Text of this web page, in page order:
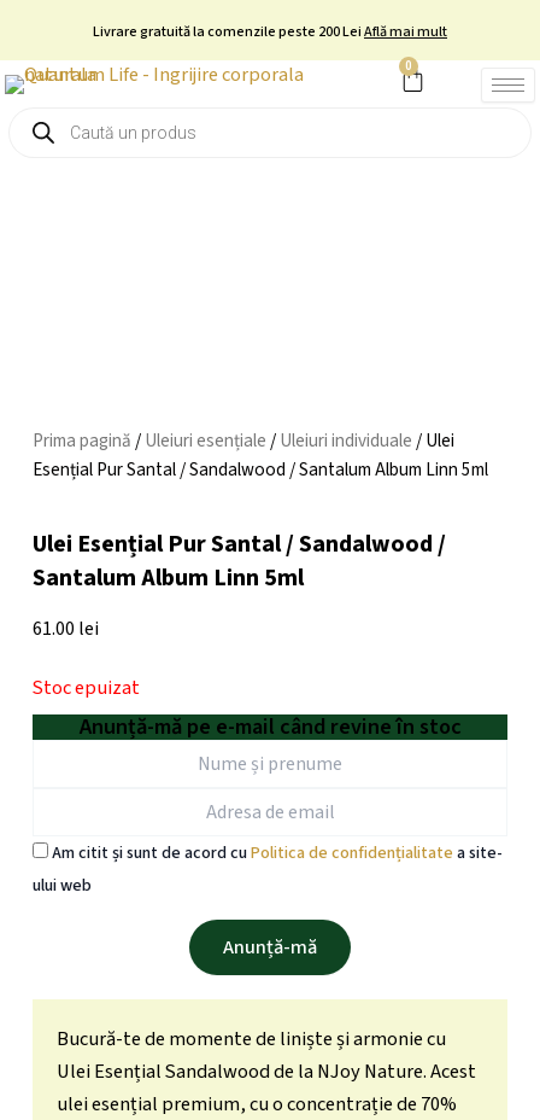
content
Livrare gratuită la comenzile peste 200 LeiAflă mai mult
0
search
Prima pagină/Uleiuri esențiale/Uleiuri individuale/ Ulei
Esențial Pur Santal / Sandalwood / Santalum Album Linn 5ml
Ulei Esențial Pur Santal / Sandalwood /
Santalum Album Linn 5ml
61.00 lei
Stoc epuizat
Anunță-mă pe e-mail când revine în stoc
Am citit și sunt de acord cuPolitica de confidențialitate a site-
ului web
Bucură-te de momente de liniște și armonie cu
Ulei Esențial Sandalwood de la NJoy Nature. Acest
ulei esențial premium, cu o concentrație de 70%